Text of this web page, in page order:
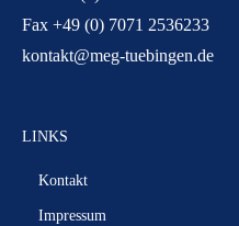
Fax +49 (0) 7071 2536233
kontakt@meg-tuebingen.de
LINKS
Kontakt
Impressum